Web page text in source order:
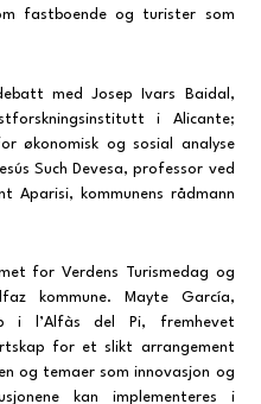
fastboende og turister som
med Josep Ivars Baidal,
i Alicante;
økonomisk og sosial analyse
Such Devesa, professor ved
Aparisi, kommunens rådmann
for Verdens Turismedag og
kommune. Mayte García,
i l’Alfàs del Pi, fremhevet
for et slikt arrangement
og temaer som innovasjon og
kan implementeres i